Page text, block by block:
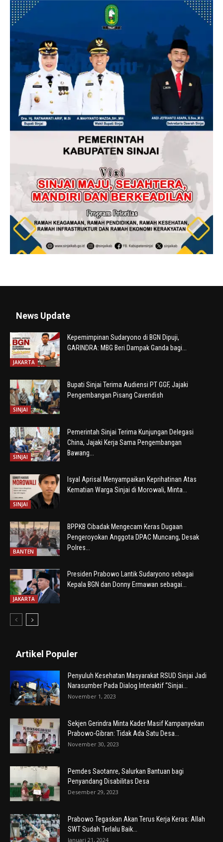
News Update
JAKARTA
Kepemimpinan Sudaryono di BGN Dipuji,
GARINDRA: MBG Beri Dampak Ganda bagi...
SINJAI
Bupati Sinjai Terima Audiensi PT GGF, Jajaki
Pengembangan Pisang Cavendish
SINJAI
Pemerintah Sinjai Terima Kunjungan Delegasi
China, Jajaki Kerja Sama Pengembangan
Bawang...
SINJAI
Isyal Aprisal Menyampaikan Keprihatinan Atas
Kematian Warga Sinjai di Morowali, Minta...
BANTEN
BPPKB Cibadak Mengecam Keras Dugaan
Pengeroyokan Anggota DPAC Muncang, Desak
Polres...
JAKARTA
Presiden Prabowo Lantik Sudaryono sebagai
Kepala BGN dan Donny Ermawan sebagai...
Artikel Populer
Penyuluh Kesehatan Masyarakat RSUD Sinjai Jadi
Narasumber Pada Dialog Interaktif “Sinjai...
November 1, 2023
Sekjen Gerindra Minta Kader Masif Kampanyekan
Prabowo-Gibran: Tidak Ada Satu Desa...
November 30, 2023
Pemdes Saotanre, Salurkan Bantuan bagi
Penyandang Disabilitas Desa
Desember 29, 2023
Prabowo Tegaskan Akan Terus Kerja Keras: Allah
SWT Sudah Terlalu Baik...
Januari 21, 2024